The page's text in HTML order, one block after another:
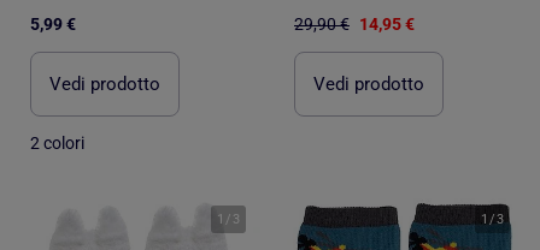
5,99 €
Vedi prodotto
2 colori
29,90 € 14,95 €
Vedi prodotto
1 / 3 1 /3